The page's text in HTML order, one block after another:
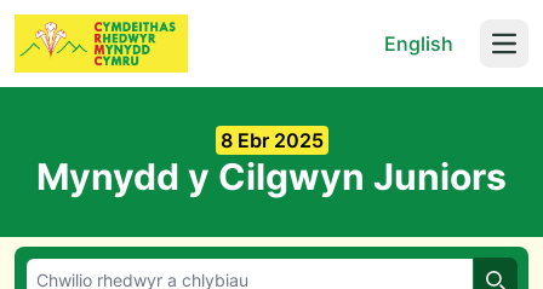
English
8 Ebr 2025
Mynydd y Cilgwyn Juniors